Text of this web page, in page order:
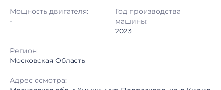
Регион: Московская Область
Мощность двигателя:
-
Год производства
машины:
2023
Регион:
Московская Область
Адрес осмотра: